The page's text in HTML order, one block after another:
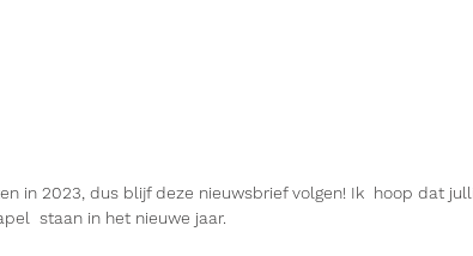
in 2023, dus blijf deze nieuwsbrief volgen! Ik  hoop dat
staan in het nieuwe jaar.